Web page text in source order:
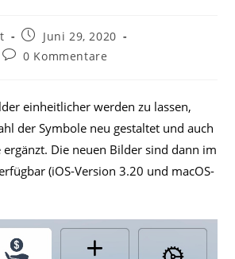
Beitrag
veröffentlicht:
Juni 29, 2020
Beitrags-
0 Kommentare
einheitlicher werden zu lassen,
der Symbole neu gestaltet und auch
Die neuen Bilder sind dann im
(iOS-Version 3.20 und macOS-